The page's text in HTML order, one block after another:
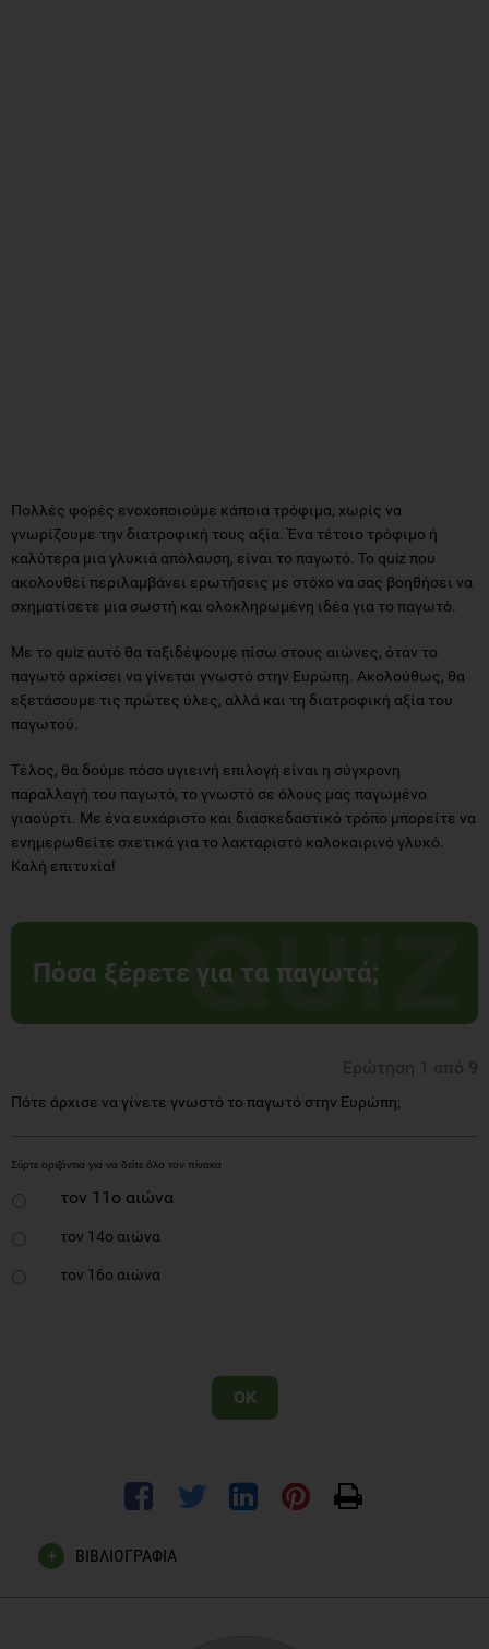
Πολλές φορές ενοχοποιούμε κάποια τρόφιμα, χωρίς να
γνωρίζουμε την διατροφική τους αξία. Ένα τέτοιο τρόφιμο ή
καλύτερα μια γλυκιά απόλαυση, είναι το παγωτό. Το quiz που
ακολουθεί περιλαμβάνει ερωτήσεις με στόχο να σας βοηθήσει να
σχηματίσετε μια σωστή και ολοκληρωμένη ιδέα για το παγωτό.
Με το quiz αυτό θα ταξιδέψουμε πίσω στους αιώνες, όταν το
παγωτό αρχίσει να γίνεται γνωστό στην Ευρώπη. Ακολούθως, θα
εξετάσουμε τις πρώτες ύλες, αλλά και τη διατροφική αξία του
παγωτού.
Τέλος, θα δούμε πόσο υγιεινή επιλογή είναι η σύγχρονη
παραλλαγή του παγωτό, το γνωστό σε όλους μας παγωμένο
γιαούρτι. Με ένα ευχάριστο και διασκεδαστικό τρόπο μπορείτε να
ενημερωθείτε σχετικά για το λαχταριστό καλοκαιρινό γλυκό.
Καλή επιτυχία!
Πόσα ξέρετε για τα παγωτά;
Ερώτηση 1 από 9
Πότε άρχισε να γίνετε γνωστό το παγωτό στην Ευρώπη;
τον 11ο αιώνα
τον 14ο αιώνα
τον 16ο αιώνα
OK
ΒΙΒΛΙΟΓΡΑΦΙΑ